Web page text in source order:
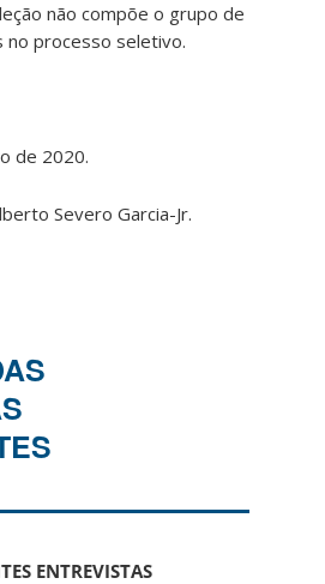
não compõe o grupo de
no processo seletivo.
de 2020.
Severo Garcia-Jr.
ENTREVISTAS